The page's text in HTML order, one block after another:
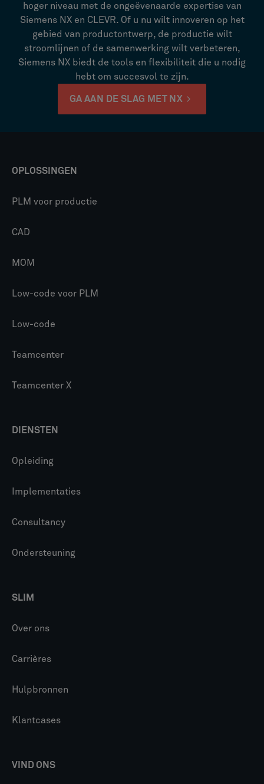
hoger niveau met de ongeëvenaarde expertise van
Siemens NX en CLEVR. Of u nu wilt innoveren op het
gebied van productontwerp, de productie wilt
stroomlijnen of de samenwerking wilt verbeteren,
Siemens NX biedt de tools en flexibiliteit die u nodig
hebt om succesvol te zijn.
GA AAN DE SLAG MET NX
OPLOSSINGEN
PLM voor productie
CAD
MOM
Low-code voor PLM
Low-code
Teamcenter
Teamcenter X
DIENSTEN
Opleiding
Implementaties
Consultancy
Ondersteuning
SLIM
Over ons
Carrières
Hulpbronnen
Klantcases
VIND ONS